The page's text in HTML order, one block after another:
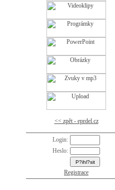
<< zpět - eprdel.cz
Login:
Heslo:
Registrace